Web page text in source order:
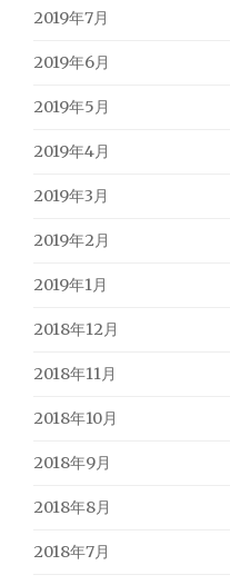
2019年7月
2019年6月
2019年5月
2019年4月
2019年3月
2019年2月
2019年1月
2018年12月
2018年11月
2018年10月
2018年9月
2018年8月
2018年7月